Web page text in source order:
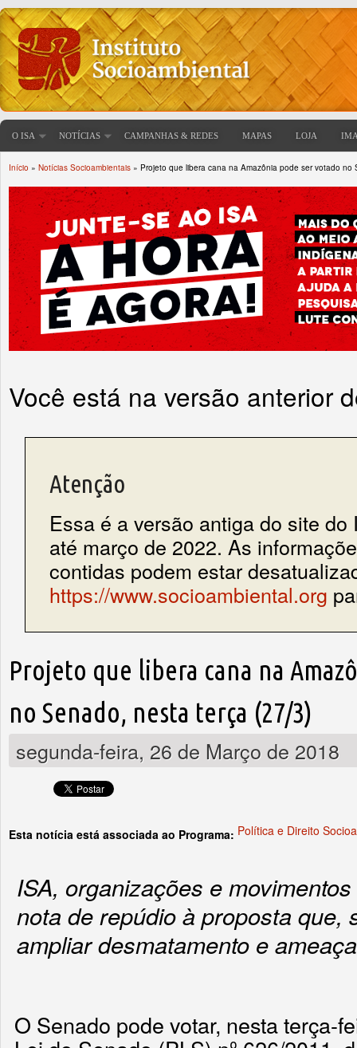
O ISA NOTÍCIAS CAMPANHAS & REDES MAPAS LOJA
Início » Notícias Socioambientais » Projeto que libera cana na Amazônia pode ser votado no
Você está na versão anterior
Atenção
Essa é a versão antiga do site do
até março de 2022. As
contidas podem estar
https://www.socioambiental.org
Projeto que libera cana na
no Senado, nesta terça (27/3)
segunda-feira, 26 de Março de 2018
Esta notícia está associada ao Programa: Política e Direito
ISA, organizações e
nota de repúdio à proposta que,
ampliar desmatamento e
O Senado pode votar, nesta terça-